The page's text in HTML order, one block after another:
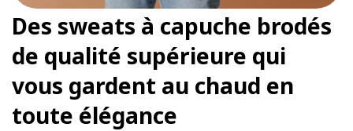
Des sweats à capuche brodés
de qualité supérieure qui
vous gardent au chaud en
toute élégance